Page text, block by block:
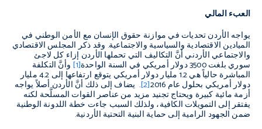
العبء المالي
يواجه الأردن تحديات في موازنة حقوق الإنسان مع الأمن الوطني في
الميادين الاقتصادية والسياسية والاجتماعية. وقد ذكر المجلس الاقتصادي
والاجتماعي الأردني أنَّ التكاليف التي تحملها الأردن إزاء كل لاجئ
سوري بلغت 3500 دولار أمريكي في السنة الواحدة [1] وأنَّ التكلفة
المباشرة حالياً هي 1.2 مليار دولار أمريكي يتوقع ارتفاعها إلى 4.2 مليار
دولار أمريكي بحلول عام 2016 [2]. يضاف إلى ذلك أنَّ الأردن أصلاً يواجه
أزمة مائية كبيرة ويحتاج تجنيد مزيد من عناصر القوات المسلَّحة لكنه
يفتقر إلى التمويلات الكافية، ولذلك السبب جاءت خطة اللدونة الوطنية
ضمن الجهود الرامية إلى حماية البنية التحتية الأردنية.